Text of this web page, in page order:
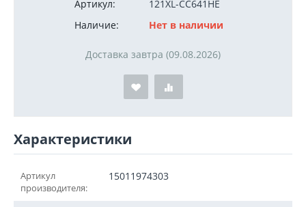
Артикул:
121XL-CC641HE
Наличие:
Нет в наличии
Доставка завтра (09.08.2026)
Характеристики
Артикул
производителя:
15011974303